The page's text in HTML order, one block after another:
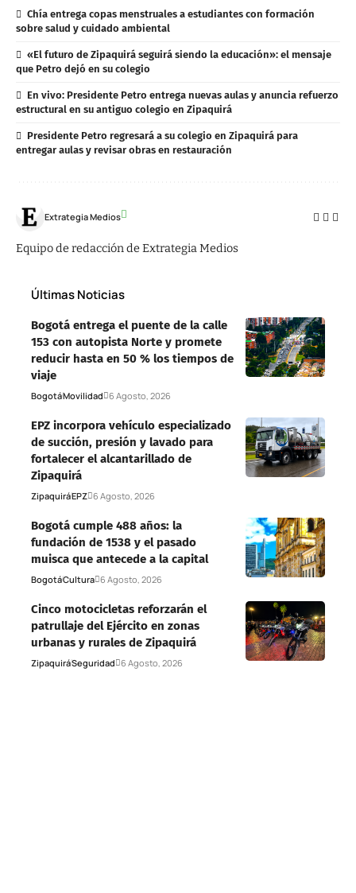
Chía entrega copas menstruales a estudiantes con formación
sobre salud y cuidado ambiental
«El futuro de Zipaquirá seguirá siendo la educación»: el mensaje
que Petro dejó en su colegio
En vivo: Presidente Petro entrega nuevas aulas y anuncia refuerzo
estructural en su antiguo colegio en Zipaquirá
Presidente Petro regresará a su colegio en Zipaquirá para
entregar aulas y revisar obras en restauración
Extrategia Medios
Equipo de redacción de Extrategia Medios
Últimas Noticias
Bogotá entrega el puente de la calle
153 con autopista Norte y promete
reducir hasta en 50 % los tiempos de
viaje
BogotáMovilidad 6 Agosto, 2026
EPZ incorpora vehículo especializado
de succión, presión y lavado para
fortalecer el alcantarillado de
Zipaquirá
ZipaquiráEPZ 6 Agosto, 2026
Bogotá cumple 488 años: la
fundación de 1538 y el pasado
muisca que antecede a la capital
BogotáCultura 6 Agosto, 2026
Cinco motocicletas reforzarán el
patrullaje del Ejército en zonas
urbanas y rurales de Zipaquirá
ZipaquiráSeguridad 6 Agosto, 2026